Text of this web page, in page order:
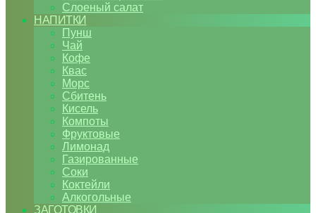
Слоеный салат
НАПИТКИ
Пунш
Чай
Кофе
Квас
Морс
Сбитень
Кисель
Компоты
Фруктовые
Лимонад
Газированные
Соки
Коктейли
Алкогольные
ЗАГОТОВКИ